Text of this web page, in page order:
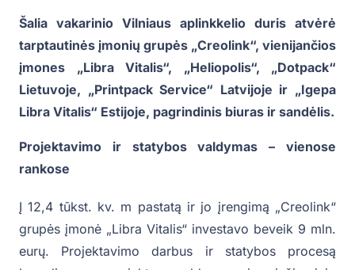
Šalia vakarinio Vilniaus aplinkkelio duris atvėrė
tarptautinės įmonių grupės „Creolink“, vienijančios
įmones „Libra Vitalis“, „Heliopolis“, „Dotpack“
Lietuvoje, „Printpack Service“ Latvijoje ir „Igepa
Libra Vitalis“ Estijoje, pagrindinis biuras ir sandėlis.
Projektavimo ir statybos valdymas – vienose
rankose
Į 12,4 tūkst. kv. m pastatą ir jo įrengimą „Creolink“
grupės įmonė „Libra Vitalis“ investavo beveik 9 mln.
eurų. Projektavimo darbus ir statybos procesą